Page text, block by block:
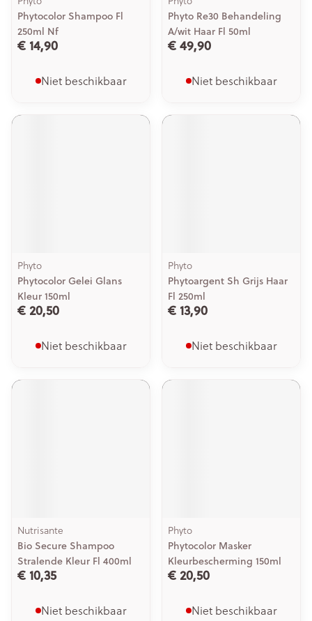
Phytocolor Shampoo Fl
250ml Nf
€ 14,90
Niet beschikbaar
Phyto Re30 Behandeling
A/wit Haar Fl 50ml
€ 49,90
Niet beschikbaar
Phyto
Phytocolor Gelei Glans
Kleur 150ml
€ 20,50
Niet beschikbaar
Phyto
Phytoargent Sh Grijs Haar
Fl 250ml
€ 13,90
Niet beschikbaar
Nutrisante
Bio Secure Shampoo
Stralende Kleur Fl 400ml
€ 10,35
Niet beschikbaar
Phyto
Phytocolor Masker
Kleurbescherming 150ml
€ 20,50
Niet beschikbaar